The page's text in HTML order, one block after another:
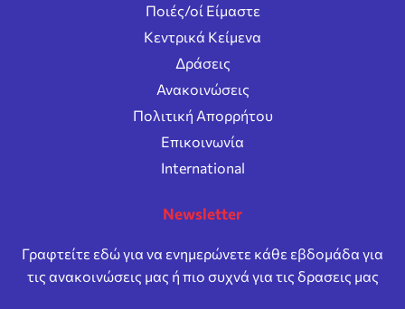
Ποιές/οί Είμαστε
Κεντρικά Κείμενα
Δράσεις
Ανακοινώσεις
Πολιτική Απορρήτου
Επικοινωνία
International
Newsletter
Γραφτείτε εδώ για να ενημερώνετε κάθε εβδομάδα για
τις ανακοινώσεις μας ή πιο συχνά για τις δρασεις μας